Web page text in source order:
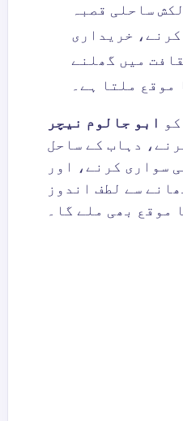
ساحلی قصبہ
خریداری
میں گھلنے
موقع ملتا ہے۔
ا بو جالوم نیچر
دہاب کے ساحل
سواری کرنے، اور
سے لطف اندوز
موقع بھی ملے گا۔